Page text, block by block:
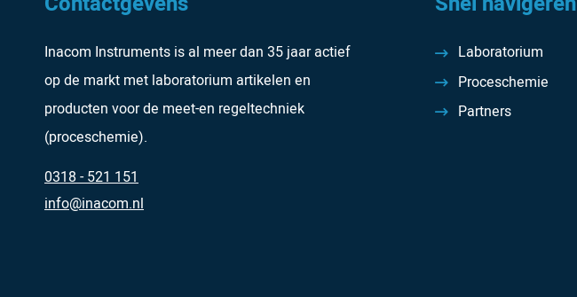
Inacom Instruments is al meer dan 35 jaar actief
op de markt met laboratorium artikelen en
producten voor de meet-en regeltechniek
(proceschemie).
0318 - 521 151
info@inacom.nl
Laboratorium
Proceschemie
Partners